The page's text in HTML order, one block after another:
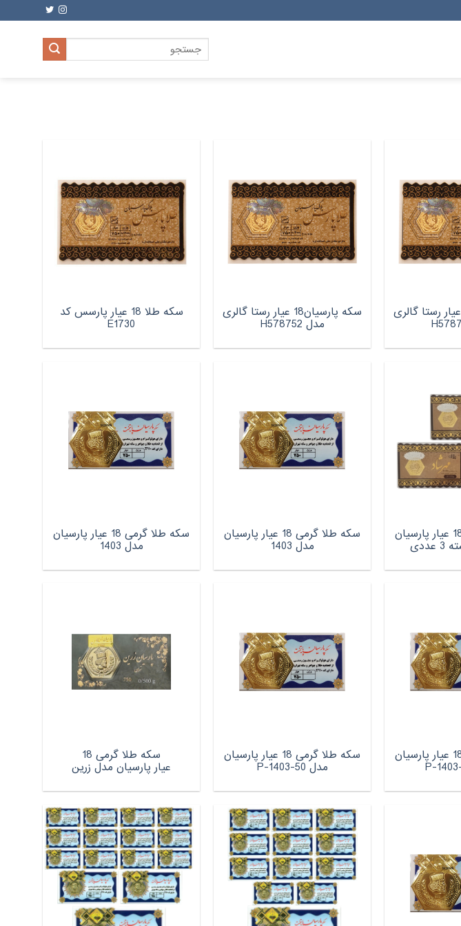
جستجو
برای:
سکه پارسیان18 عیار رستا گالری سکه پارسیان18 عیار رستا گالری
مدل H578752
سکه طلا 18 عیار پارسس کد
E1730
سکه طلا گرمی 18 عیار پارسیان سکه طلا گرمی 18 عیار پارسیان
مدل 1403
سکه طلا گرمی 18 عیار پارسیان
مدل 1403
سکه طلا گرمی 18 عیار پارسیان سکه طلا گرمی 18 عیار پارسیان
مدل P-1403-50
سکه طلا گرمی 18
عیار پارسیان مدل زرین